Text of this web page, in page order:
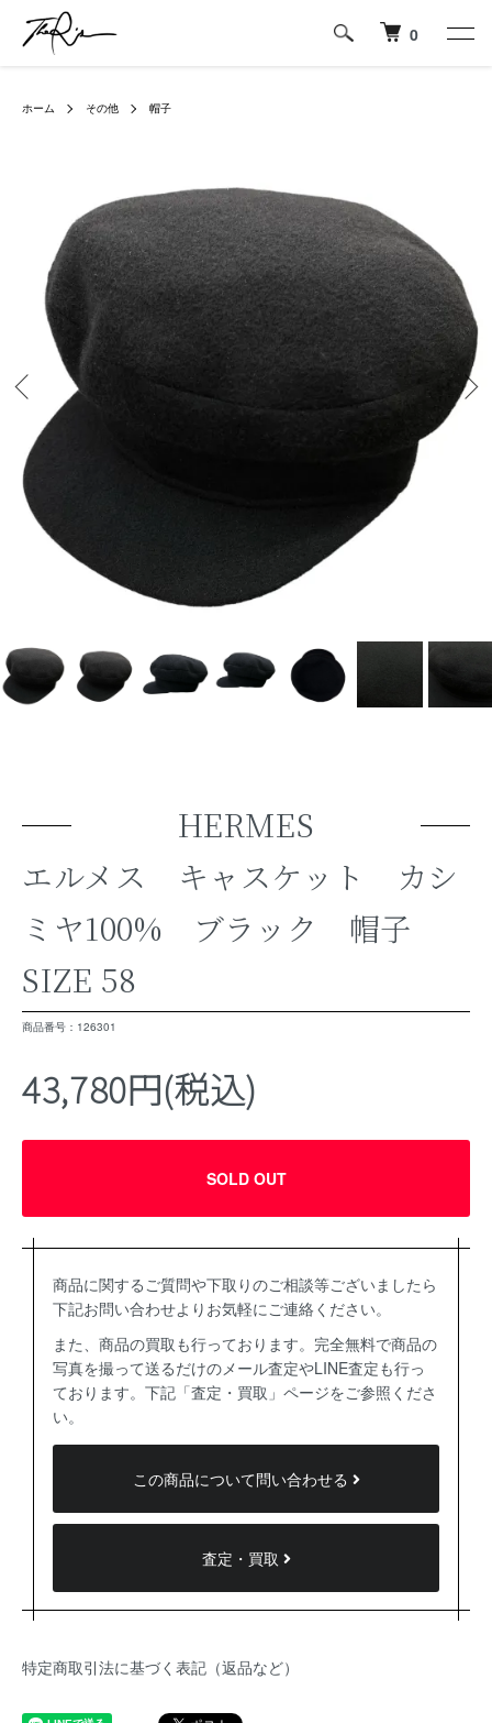
0
ホーム その他 帽子
HERMES
エルメス キャスケット カシ
ミヤ100% ブラック 帽子
SIZE 58
商品番号：126301
43,780円(税込)
SOLD OUT
商品に関するご質問や下取りのご相談等ございましたら
下記お問い合わせよりお気軽にご連絡ください。
また、商品の買取も行っております。完全無料で商品の
写真を撮って送るだけのメール査定やLINE査定も行っ
ております。下記「査定・買取」ページをご参照くださ
い。
この商品について問い合わせる
査定・買取
特定商取引法に基づく表記（返品など）